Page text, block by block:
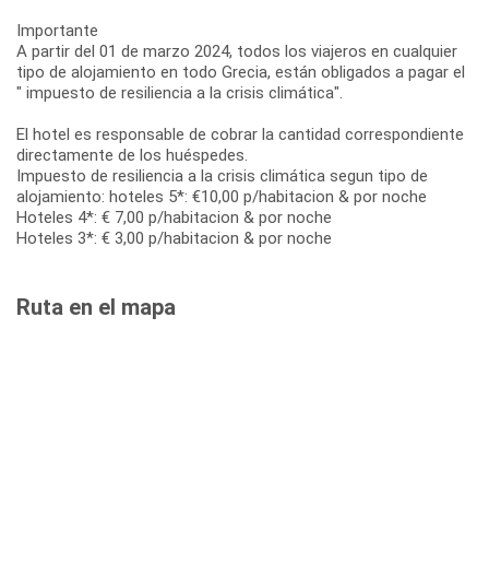
Importante
A partir del 01 de marzo 2024, todos los viajeros en cualquier
tipo de alojamiento en todo Grecia, están obligados a pagar el
" impuesto de resiliencia a la crisis climática".
El hotel es responsable de cobrar la cantidad correspondiente
directamente de los huéspedes.
Impuesto de resiliencia a la crisis climática segun tipo de
alojamiento: hoteles 5*: €10,00 p/habitacion & por noche
Hoteles 4*: € 7,00 p/habitacion & por noche
Hoteles 3*: € 3,00 p/habitacion & por noche
Ruta en el mapa